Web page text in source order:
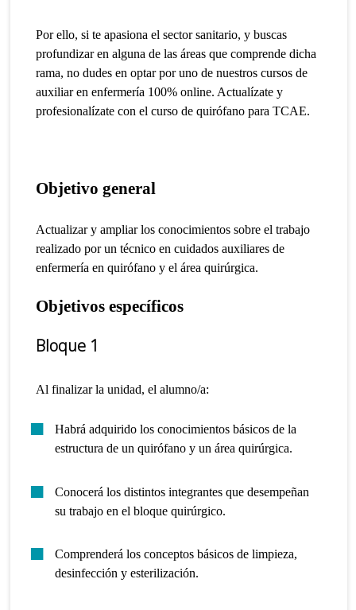
Por ello, si te apasiona el sector sanitario, y buscas
profundizar en alguna de las áreas que comprende dicha
rama, no dudes en optar por uno de nuestros cursos de
auxiliar en enfermería 100% online. Actualízate y
profesionalízate con el curso de quirófano para TCAE.
Objetivo general
Actualizar y ampliar los conocimientos sobre el trabajo
realizado por un técnico en cuidados auxiliares de
enfermería en quirófano y el área quirúrgica.
Objetivos específicos
Bloque 1
Al finalizar la unidad, el alumno/a:
Habrá adquirido los conocimientos básicos de la
estructura de un quirófano y un área quirúrgica.
Conocerá los distintos integrantes que desempeñan
su trabajo en el bloque quirúrgico.
Comprenderá los conceptos básicos de limpieza,
desinfección y esterilización.